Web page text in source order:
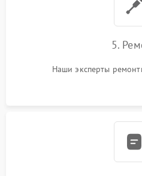
5.
Наши эксперты